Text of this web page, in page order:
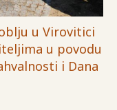
u Virovitici
u povodu
i Dana